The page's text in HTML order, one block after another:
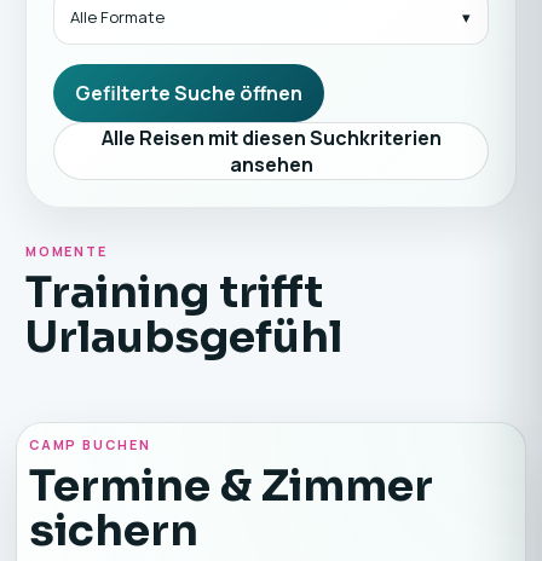
Alle Formate
Gefilterte Suche öffnen
Alle Reisen mit diesen Suchkriterien
ansehen
MOMENTE
Training trifft
Urlaubsgefühl
CAMP BUCHEN
Termine & Zimmer
sichern